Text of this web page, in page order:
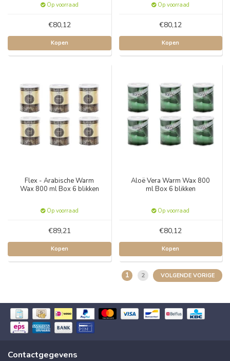
Op voorraad
€80,12
Kopen
Op voorraad
€80,12
Kopen
Flex - Arabische Warm
Wax 800 ml Box 6 blikken
Op voorraad
€89,21
Kopen
Aloë Vera Warm Wax 800
ml Box 6 blikken
Op voorraad
€80,12
Kopen
1 2 VOLGENDE VORIGE
Contactgegevens